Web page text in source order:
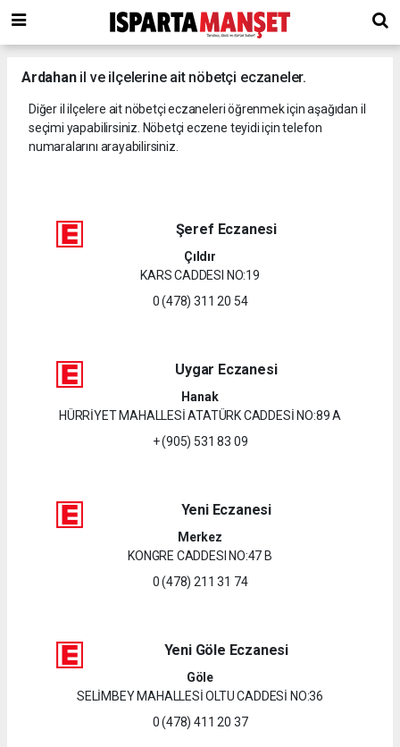
Ardahanil ve ilçelerine ait nöbetçi eczaneler.
Diğer il ilçelere ait nöbetçi eczaneleri öğrenmek için aşağıdan il
seçimi yapabilirsiniz. Nöbetçi eczene teyidi için telefon
numaralarını arayabilirsiniz.
Şeref Eczanesi
Çıldır
KARS CADDESI NO:19
0 (478) 311 20 54
Uygar Eczanesi
Hanak
HÜRRİYET MAHALLESİ ATATÜRK CADDESİ NO:89 A
+ (905) 531 83 09
Yeni Eczanesi
Merkez
KONGRE CADDESI NO:47 B
0 (478) 211 31 74
Yeni Göle Eczanesi
Göle
SELİMBEY MAHALLESİ OLTU CADDESİ NO:36
0 (478) 411 20 37